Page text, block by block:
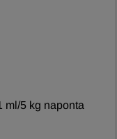
ml/5 kg naponta